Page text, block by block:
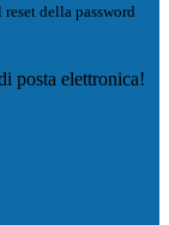
della password
posta elettronica!